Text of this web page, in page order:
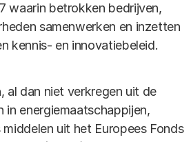
waarin betrokken bedrijven,
samenwerken en inzetten
kennis- en innovatiebeleid.
al dan niet verkregen uit de
in energiemaatschappijen,
uit het Europees Fonds